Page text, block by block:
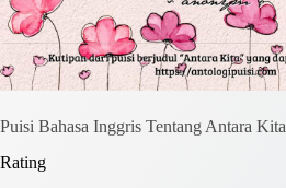
Puisi Bahasa Inggris Tentang Antara Kita
Rating